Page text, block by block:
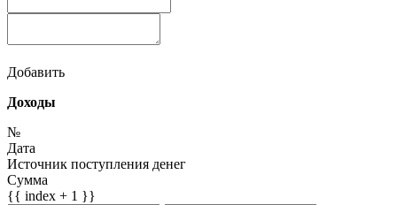
Добавить
Доходы
№
Дата
Источник поступления денег
Сумма
{{ index + 1 }}